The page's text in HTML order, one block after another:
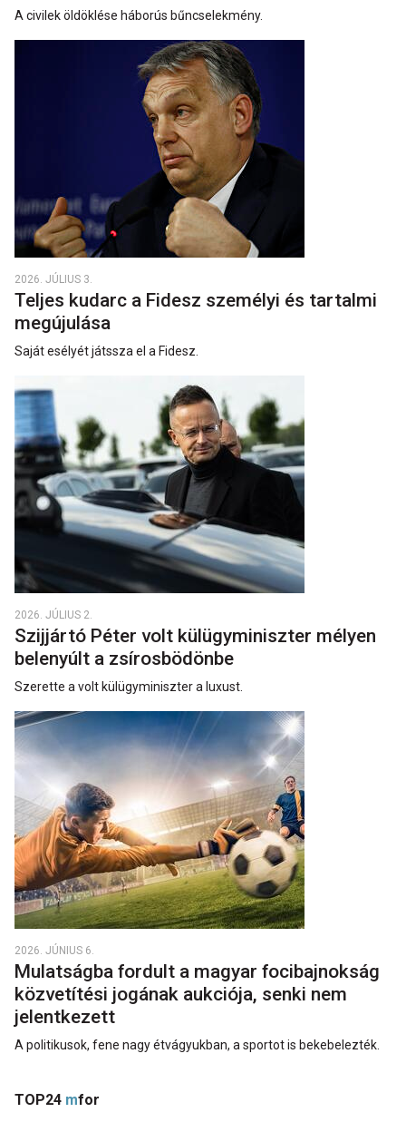
A civilek öldöklése háborús bűncselekmény.
2026. JÚLIUS 3.
Teljes kudarc a Fidesz személyi és tartalmi
megújulása
Saját esélyét játssza el a Fidesz.
2026. JÚLIUS 2.
Szijjártó Péter volt külügyminiszter mélyen
belenyúlt a zsírosbödönbe
Szerette a volt külügyminiszter a luxust.
2026. JÚNIUS 6.
Mulatságba fordult a magyar focibajnokság
közvetítési jogának aukciója, senki nem
jelentkezett
A politikusok, fene nagy étvágyukban, a sportot is bekebelezték.
TOP24 mfor